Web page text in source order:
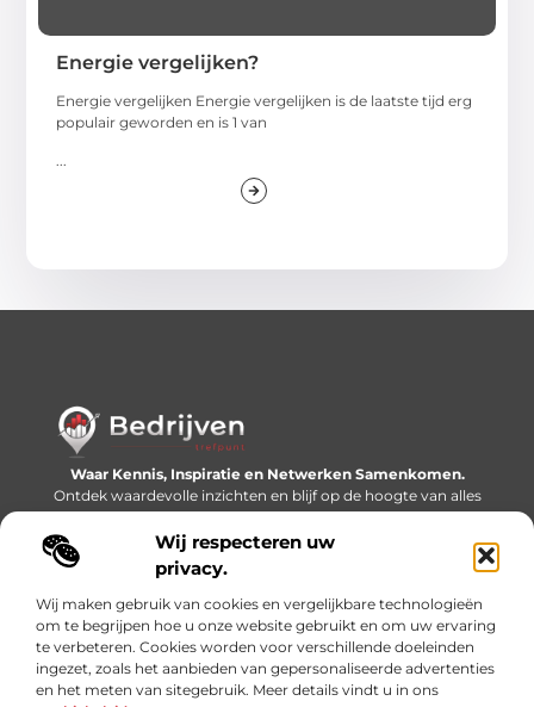
Wij respecteren uw
privacy.
Wij maken gebruik van cookies en vergelijkbare technologieën
om te begrijpen hoe u onze website gebruikt en om uw ervaring
te verbeteren. Cookies worden voor verschillende doeleinden
ingezet, zoals het aanbieden van gepersonaliseerde advertenties
en het meten van sitegebruik. Meer details vindt u in ons
Energie vergelijken?
Energie vergelijken Energie vergelijken is de laatste tijd erg
populair geworden en is 1 van
...
Waar Kennis, Inspiratie en Netwerken Samenkomen.
Ontdek waardevolle inzichten en blijf op de hoogte van alles
wat er speelt in de wereld.
Bericht categorie
Onze informatie